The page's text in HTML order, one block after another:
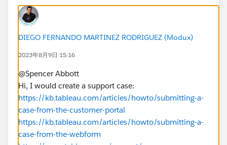
DIEGO FERNANDO MARTINEZ RODRIGUEZ (Modux)
2023年8月9日 15:16
@Spencer Abbott​
Hi, I would create a support case:
https://kb.tableau.com/articles/howto/submitting-a-
case-from-the-customer-portal
https://kb.tableau.com/articles/howto/submitting-a-
case-from-the-webform